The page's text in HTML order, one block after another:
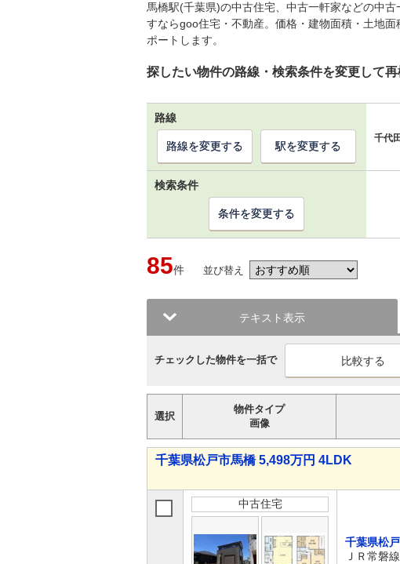
馬橋駅(千葉県)の中古住宅、中古一軒家などの中
すならgoo住宅・不動産。価格・建物面積・土地
ポートします。
探したい物件の路線・検索条件を変更して
路線
千代
路線を変更する 駅を変更する
検索条件
条件を変更する
85件 並び替え
テキスト表示
チェックした物件を一括で
選択
物件タイプ
画像
千葉県松戸市馬橋 5,498万円 4LDK
中古住宅
千葉県松
ＪＲ常磐